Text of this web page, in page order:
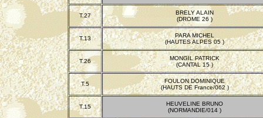
T.27
BRELY ALAIN
(DROME 26 )
T.13
PARA MICHEL
(HAUTES ALPES 05 )
T.26
MONGIL PATRICK
(CANTAL 15 )
T.5
FOULON DOMINIQUE
(HAUTS DE France/062 )
T.15
HEUVELINE BRUNO
(NORMANDIE/014 )